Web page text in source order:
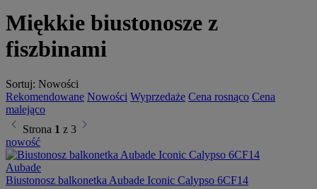
Miękkie biustonosze z
fiszbinami
Sortuj: Nowości
Rekomendowane Nowości Wyprzedaże Cena rosnąco Cena
malejąco
chevron_left Strona 1 z 3 chevron_right
nowość
Aubade
Biustonosz balkonetka Aubade Iconic Calypso 6CF14